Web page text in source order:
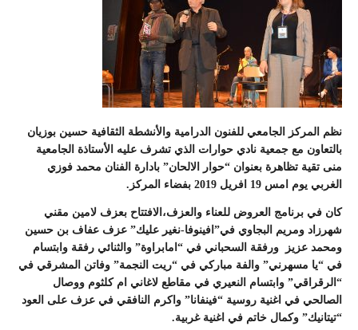
نظم المركز الجامعي للفنون الدرامية والأنشطة الثقافية حسين بوزيان
بالتعاون مع جمعية نادي حوارات الذي تشرف عليه الأستاذة الجامعية
منى تقية تظاهرة بعنوان “حوار الالحان” بادارة الفنان محمد فوزي
الغربي يوم امس 19 افريل 2019 بفضاء المركز.
كان في برنامج العروض للعناء والعزف،الافتتاح بعزف لامين مقني
شهرزاد ومريم البجاوي في”افينوفا-نغير عليك” عزف عفاف بن حسين
ومحمد عزيز ورفقة السحباني في “امابراوة” والثنائي رفقة وابتسام
في “يا مسهرني” والفة مباركي في “ريت النجمة” وفاتن المشرقي في
“الرقراقي” وابتسام النعيري في مقاطع لاغاني ام كلثوم ووصال
الصالحي في اغنية روسية “فينفانا” واكرم النافقي في عزف على العود
“تيتانيك” وكمال خاتم في اغنية غربية.